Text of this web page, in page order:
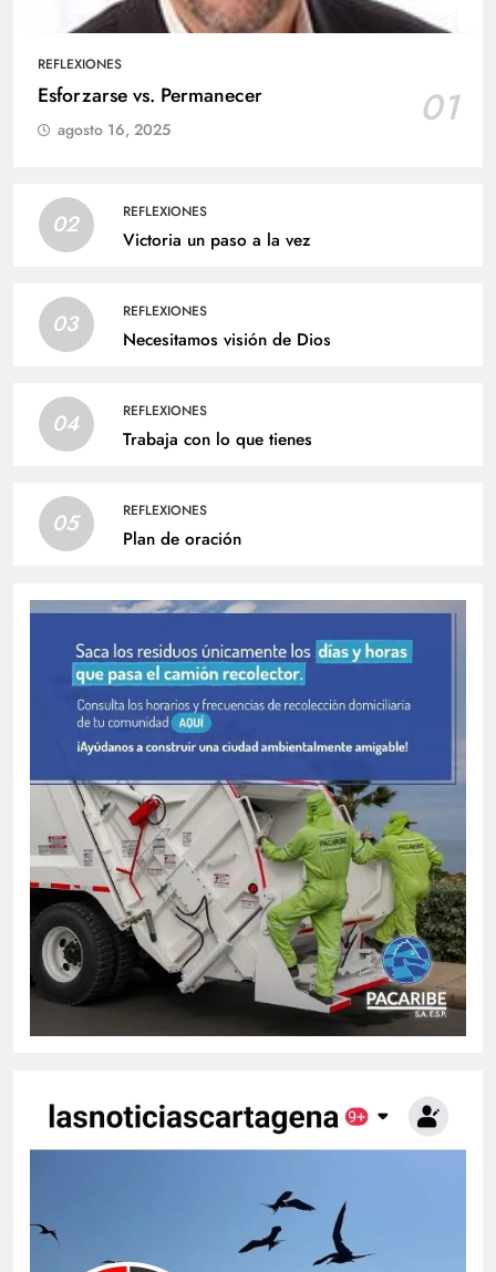
REFLEXIONES
Esforzarse vs. Permanecer 01
agosto 16, 2025
02 REFLEXIONES
Victoria un paso a la vez
03 REFLEXIONES
Necesitamos visión de Dios
04 REFLEXIONES
Trabaja con lo que tienes
05 REFLEXIONES
Plan de oración